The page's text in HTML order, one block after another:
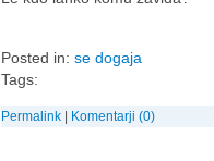
Posted in: se dogaja
Tags:
Permalink Komentarji (0)